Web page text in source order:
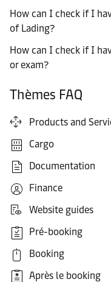
How can I check if I
of Lading?
How can I check if I
or exam?
Thèmes FAQ
Products and
Cargo
Documentation
Finance
Website guides
Pré-booking
Booking
Après le booking